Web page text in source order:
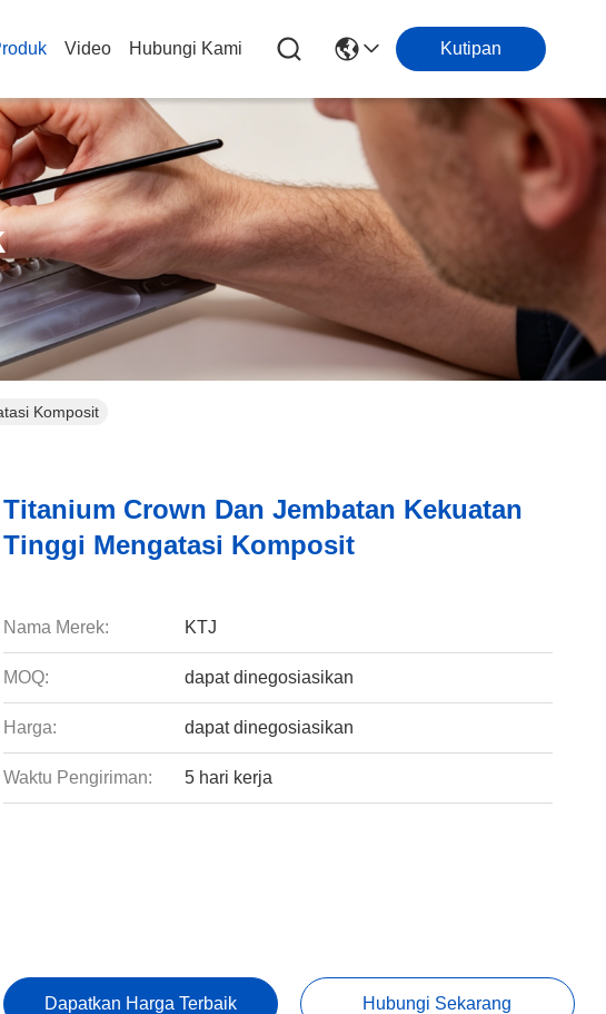
Video Hubungi Kami Kutipan
Komposit
Titanium Crown Dan Jembatan Kekuatan
Tinggi Mengatasi Komposit
Nama Merek: KTJ
MOQ: dapat dinegosiasikan
Harga: dapat dinegosiasikan
Waktu Pengiriman: 5 hari kerja
Dapatkan Harga Terbaik Hubungi Sekarang